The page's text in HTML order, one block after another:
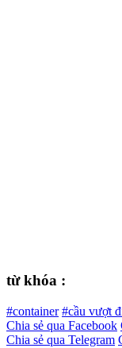
từ khóa :
#container #cầu vượt
Chia sẻ qua Facebook
Chia sẻ qua Telegram